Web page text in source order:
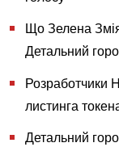
Що Зелена
Детальний
Розработчики
листинга
Детальний